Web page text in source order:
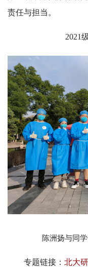
责任与担当。
2021
陈洲扬与同
专题链接： 北大